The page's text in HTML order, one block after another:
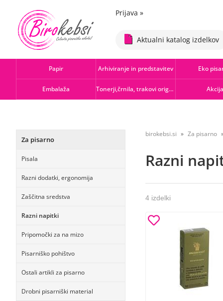
Prijava »
Aktualni katalog izdelkov
Papir Arhiviranje in predstavitev Eko
Embalaža Tonerji,črnila, trakovi orig.-rec. Akcija
Za pisarno
Pisala
Razni dodatki, ergonomija
Zaščitna sredstva
Razni napitki
Pripomočki za na mizo
Pisarniško pohištvo
Ostali artikli za pisarno
Drobni pisarniški material
birokebsi.si Za pisarno
Razni
4 izdelki